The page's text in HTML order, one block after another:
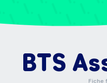
BTS
Fiche